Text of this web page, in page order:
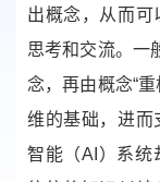
出概念，从而
思考和交流。一
念，再由概念“
维的基础，进而
智能（AI）系统